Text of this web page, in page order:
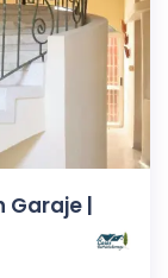
Garaje |